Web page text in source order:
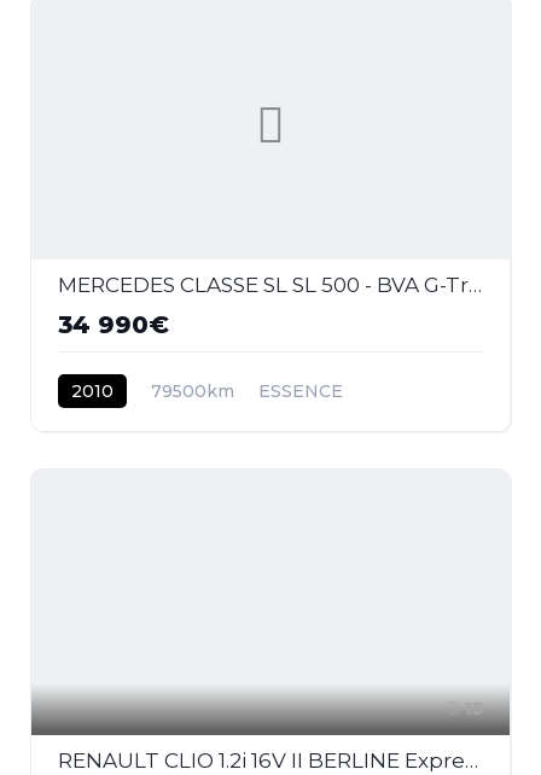
MERCEDES CLASSE SL SL 500 - BVA G-Tronic Sport COUPE - BM 230 . PHASE 3
34 990€
2010 79500km ESSENCE
15
RENAULT CLIO 1.2i 16V II BERLINE Expression PHASE 2